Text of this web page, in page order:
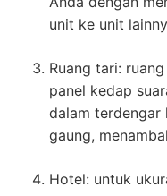
unit ke unit
Ruang tari:
panel kedap
dalam terdengar
gaung,
Hotel: untuk